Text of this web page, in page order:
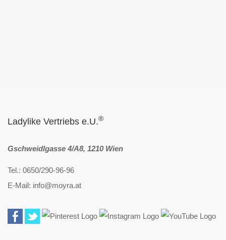
Ladylike Vertriebs e.U.®
Gschweidlgasse 4/A8, 1210 Wien
Tel.: 0650/290-96-96
E-Mail: info@moyra.at